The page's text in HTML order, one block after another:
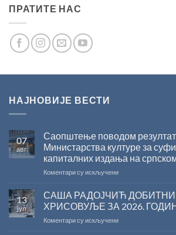
ПРАТИТЕ НАС
НАЈНОВИЈЕ ВЕСТИ
07
авг
Саопштење поводом
Министарства културе за
капиталних издања на српском
Коментари су искљученина
поводом
резултата
конкурса
Министарства
13
јул
САША РАДОЈЧИЋ
ХРИСОВУЉЕ ЗА 2026.
Коментари су искљученина